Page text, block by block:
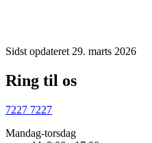
Sidst opdateret 29. marts 2026
Ring til os
7227 7227
Mandag-torsdag